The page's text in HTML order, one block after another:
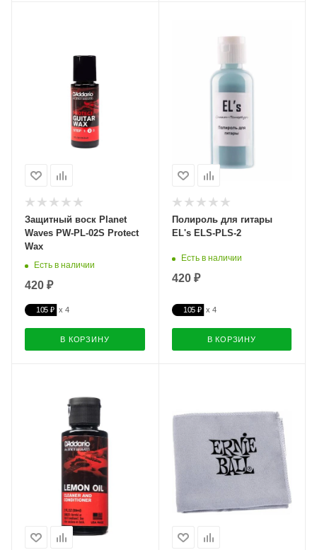
Защитный воск Planet
Waves PW-PL-02S Protect
Wax
Есть в наличии
420 ₽
105 ₽
В КОРЗИНУ
Полироль для гитары
EL's ELS-PLS-2
Есть в наличии
420 ₽
105 ₽
В КОРЗИНУ